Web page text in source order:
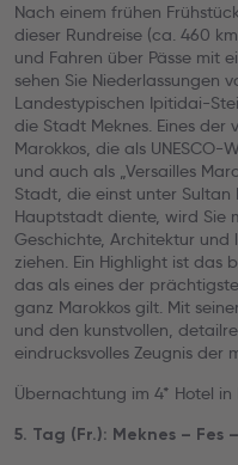
Nach einem frühen
dieser Rundreise (ca. 460
und Fahren über Pässe mit
sehen Sie Niederlassungen
Landestypischen Ipitidai-
die Stadt Meknes. Eines der
Marokkos, die als
und auch als „Versailles
Stadt, die einst unter Sultan
Hauptstadt diente, wird Sie
Geschichte, Architektur und
ziehen. Ein Highlight ist das
das als eines der
ganz Marokkos gilt. Mit
und den kunstvollen,
eindrucksvolles Zeugnis der
Übernachtung im 4* Hotel in
5. Tag (Fr.): Meknes –